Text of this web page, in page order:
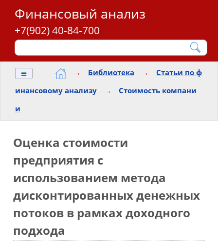
Финансовый анализ
+7(902) 40-84-700
≡ → Библиотека →
Статьи по ф
инансовому анализу
→
Стоимость компани
и
Оценка стоимости
предприятия с
использованием метода
дисконтированных денежных
потоков в рамках доходного
подхода